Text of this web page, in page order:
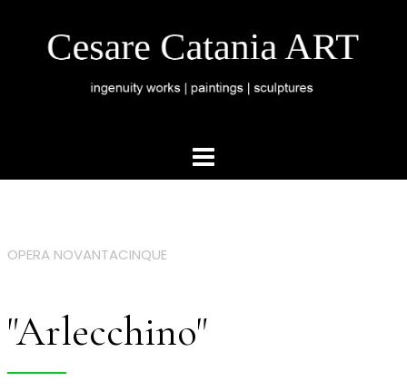
OPERA NOVANTACINQUE
"Arlecchino"